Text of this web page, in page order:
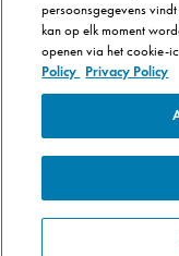
Care team (voor
Cookie Policy
Cookie-instellingen
Copyright
persoonsgegevens
kan op elk moment
openen via het cookie-
Policy Privacy Policy